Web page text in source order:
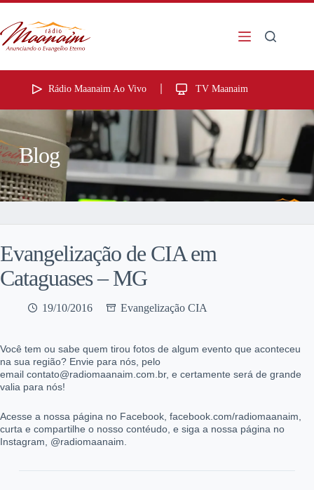
Rádio Maanaim Ao Vivo TV Maanaim
Blog
Evangelização de CIA em
Cataguases – MG
19/10/2016 Evangelização CIA
Você tem ou sabe quem tirou fotos de algum evento que aconteceu
na sua região? Envie para nós, pelo
email contato@radiomaanaim.com.br, e certamente será de grande
valia para nós!
Acesse a nossa página no Facebook, facebook.com/radiomaanaim,
curta e compartilhe o nosso contéudo, e siga a nossa página no
Instagram, @radiomaanaim.